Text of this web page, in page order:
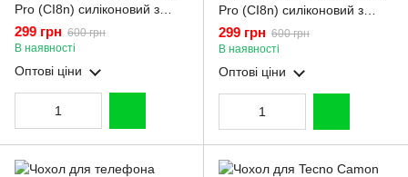
Pro (CI8n) силіконовий з
мікрофіброю нековзний на
техно камон 19 про
блакитний
299 грн 600 грн
В наявності
Оптові ціни
Pro (CI8n) силіконовий з
мікрофіброю нековзний на
техно камон 19 про синій
299 грн 600 грн
В наявності
Оптові ціни